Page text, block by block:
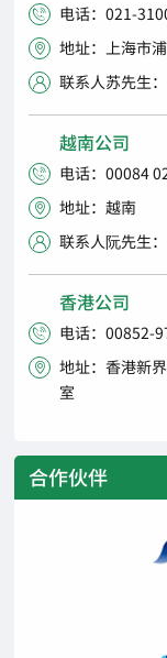
 电话：021-
 地址：上海市
 联系人苏先生
越南公司
 电话：00084
 地址：越南
 联系人阮先生
香港公司
 电话：00852-

地址：香港新
室
合作伙伴